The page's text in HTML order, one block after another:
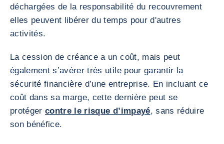
déchargées de la responsabilité du recouvrement
elles peuvent libérer du temps pour d'autres
activités.
La cession de créance a un coût, mais peut
également s’avérer très utile pour garantir la
sécurité financière d’une entreprise. En incluant ce
coût dans sa marge, cette dernière peut se
protégercontre le risque d’impayé, sans réduire
son bénéfice.